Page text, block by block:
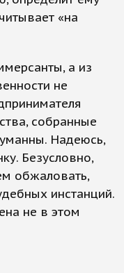
«на
а из
не
собранные
Надеюсь,
Безусловно,
обжаловать,
инстанций.
не в этом